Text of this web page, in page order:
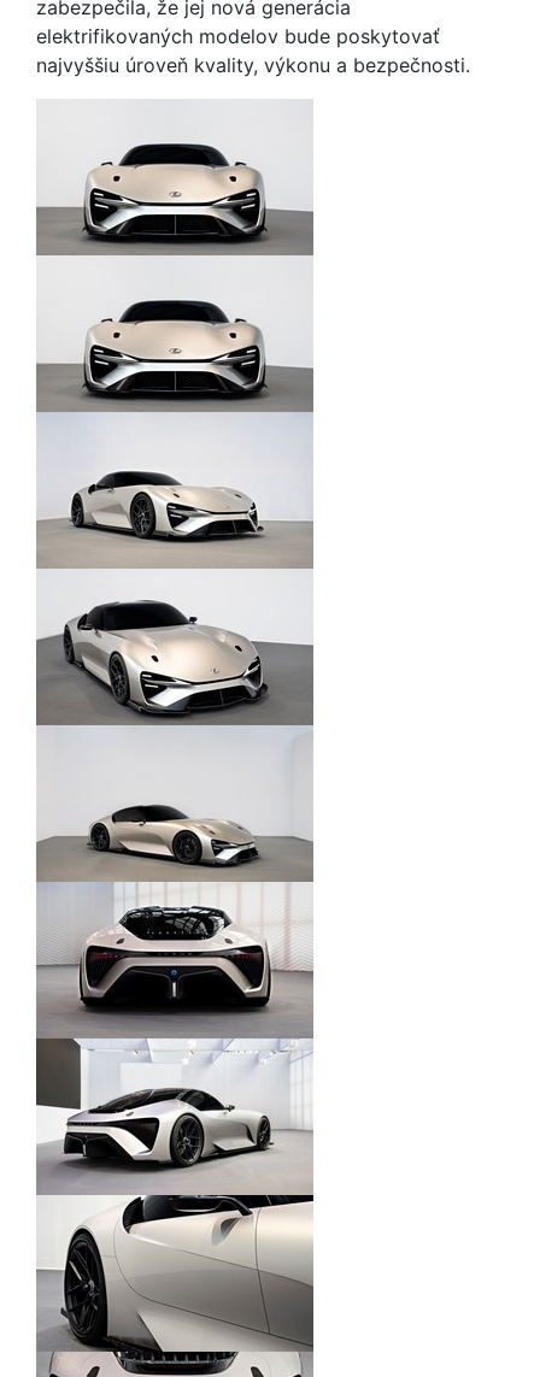
zabezpečila, že jej nová generácia
elektrifikovaných modelov bude poskytovať
najvyššiu úroveň kvality, výkonu a bezpečnosti.